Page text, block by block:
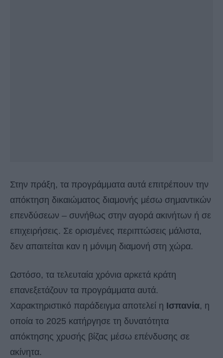
Στην πράξη, τα προγράμματα αυτά επιτρέπουν την
απόκτηση δικαιώματος διαμονής μέσω σημαντικών
επενδύσεων – συνήθως στην αγορά ακινήτων ή σε
επιχειρήσεις. Σε ορισμένες περιπτώσεις μάλιστα,
δεν απαιτείται καν η μόνιμη διαμονή στη χώρα.
Ωστόσο, τα τελευταία χρόνια αρκετά κράτη
επανεξετάζουν τα προγράμματα αυτά.
Χαρακτηριστικό παράδειγμα αποτελεί η Ισπανία, η
οποία το 2025 κατήργησε τη δυνατότητα
απόκτησης χρυσής βίζας μέσω επένδυσης σε
ακίνητα.